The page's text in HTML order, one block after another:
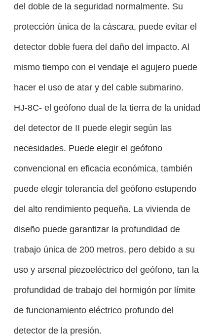
del doble de la seguridad normalmente. Su
protección única de la cáscara, puede evitar el
detector doble fuera del daño del impacto. Al
mismo tiempo con el vendaje el agujero puede
hacer el uso de atar y del cable submarino.
HJ-8C- el geófono dual de la tierra de la unidad
del detector de II puede elegir según las
necesidades. Puede elegir el geófono
convencional en eficacia económica, también
puede elegir tolerancia del geófono estupendo
del alto rendimiento pequeña. La vivienda de
diseño puede garantizar la profundidad de
trabajo única de 200 metros, pero debido a su
uso y arsenal piezoeléctrico del geófono, tan la
profundidad de trabajo del hormigón por límite
de funcionamiento eléctrico profundo del
detector de la presión.